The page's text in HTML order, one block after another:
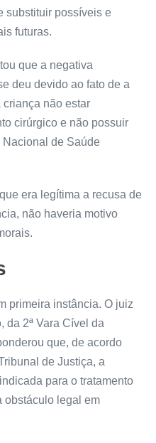
substituir possíveis e
futuras.
que a negativa
deu devido ao fato de a
não estar
cirúrgico e não possuir
de Saúde
era legítima a recusa de
não haveria motivo
primeira instância. O juiz
da 2ª Vara Cível da
que, de acordo
de Justiça, a
para o tratamento
obstáculo legal em